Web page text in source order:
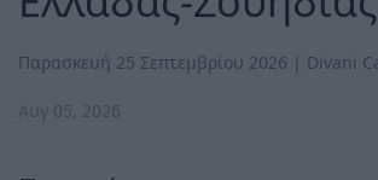
με νέο πρόσωπο
2027
αναδεικνύει τον
προς μια ανθεκτική,
Παρασκευή 25 Σεπτεμβρίου 2026 | Divani
Αυγ 05, 2026